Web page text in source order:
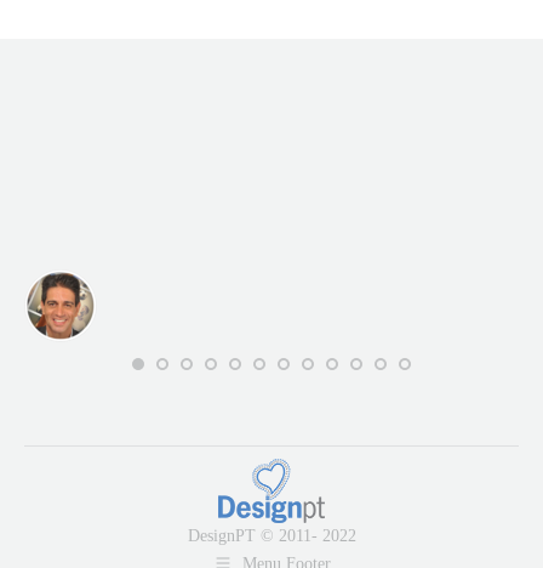
DesignPT © 2011- 2022
Menu Footer